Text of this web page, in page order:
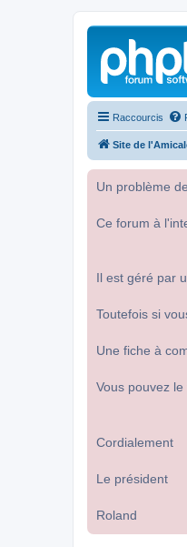
Raccourcis
Site de
Un problème
Ce forum à
Il est géré par
Toutefois si
Une fiche à
Vous pouvez le
Cordialement
Le président
Roland